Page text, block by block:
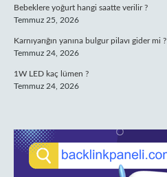
Bebeklere yoğurt hangi saatte verilir ?
Temmuz 25, 2026
Karnıyarığın yanına bulgur pilavı gider mi ?
Temmuz 24, 2026
1W LED kaç lümen ?
Temmuz 24, 2026